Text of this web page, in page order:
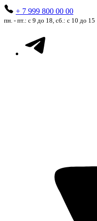
+ 7 999 800 00 00
пн. - пт.: с 9 до 18, сб.: с 10 до 15